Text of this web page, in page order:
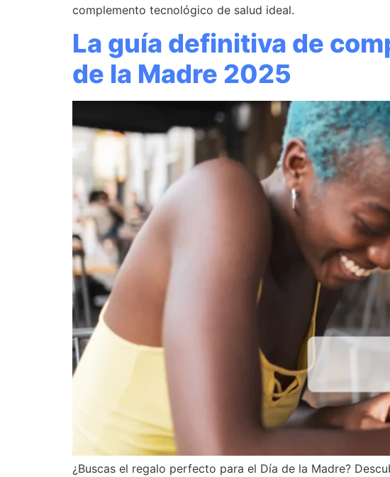
complemento tecnológico de salud ideal.
La guía definitiva de
de la Madre 2025
¿Buscas el regalo perfecto para el Día de la Madre?